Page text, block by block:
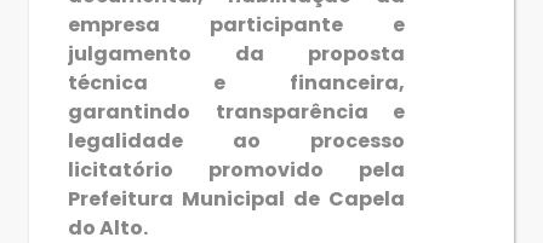
empresa participante e
julgamento da proposta
técnica e financeira,
garantindo transparência e
legalidade ao processo
licitatório promovido pela
Prefeitura Municipal de Capela
do Alto.